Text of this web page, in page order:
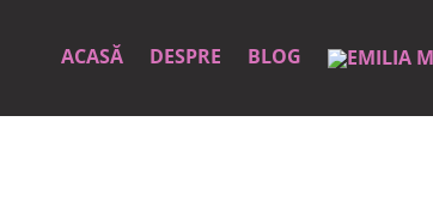
ACASĂ DESPRE BLOG